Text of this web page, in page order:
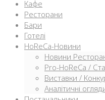
Кафе
Ресторани
Бари
Готелі
HoReCa-Новини
Новини
Pro-HoReCa /
Виставки /
Аналітичні